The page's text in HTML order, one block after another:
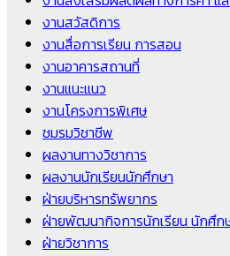
งานสวัสดิการ
งานสื่อการเรียน การสอน
งานอาคารสถานที่
งานแนะแนว
งานโครงการพิเศษ
ชมรมวิชาชีพ
ผลงานทางวิชาการ
ผลงานนักเรียนนักศึกษา
ฝ่ายบริหารทรัพยากร
ฝ่ายพัฒนากิจการนักเรียน นักศึก
ฝ่ายวิชาการ